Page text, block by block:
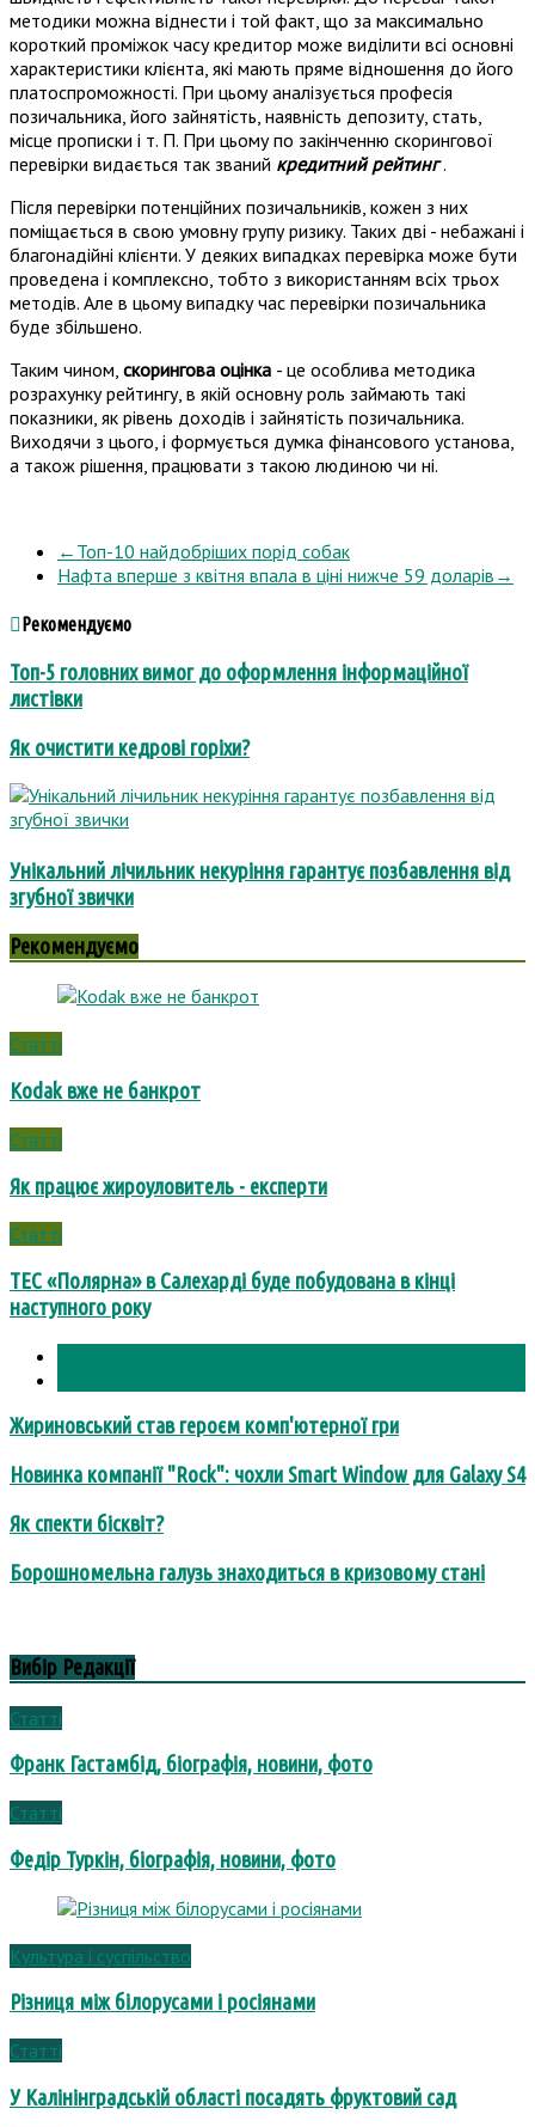
методики можна віднести і той факт, що за максимально
короткий проміжок часу кредитор може виділити всі основні
характеристики клієнта, які мають пряме відношення до його
платоспроможності. При цьому аналізується професія
позичальника, його зайнятість, наявність депозиту, стать,
місце прописки і т. П. При цьому по закінченню скорингової
перевірки видається так званий кредитний рейтинг.
Після перевірки потенційних позичальників, кожен з них
поміщається в свою умовну групу ризику. Таких дві - небажані і
благонадійні клієнти. У деяких випадках перевірка може бути
проведена і комплексно, тобто з використанням всіх трьох
методів. Але в цьому випадку час перевірки позичальника
буде збільшено.
Таким чином, скорингова оцінка - це особлива методика
розрахунку рейтингу, в якій основну роль займають такі
показники, як рівень доходів і зайнятість позичальника.
Виходячи з цього, і формується думка фінансового установа,
а також рішення, працювати з такою людиною чи ні.
← Топ-10 найдобріших порід собак
Нафта вперше з квітня впала в ціні нижче 59 доларів →
Рекомендуємо
Топ-5 головних вимог до оформлення інформаційної
листівки
Як очистити кедрові горіхи?
Унікальний лічильник некуріння гарантує позбавлення від
згубної звички
Рекомендуємо
Статті
Kodak вже не банкрот
Статті
Як працює жироуловитель - експерти
Статті
ТЕС «Полярна» в Салехарді буде побудована в кінці
наступного року
Жириновський став героєм комп'ютерної гри
Новинка компанії "Rock": чохли Smart Window для Galaxy S4
Як спекти бісквіт?
Борошномельна галузь знаходиться в кризовому стані
Вибір Редакції
Статті
Франк Гастамбід, біографія, новини, фото
Статті
Федір Туркін, біографія, новини, фото
Культура і суспільство
Різниця між білорусами і росіянами
Статті
У Калінінградській області посадять фруктовий сад